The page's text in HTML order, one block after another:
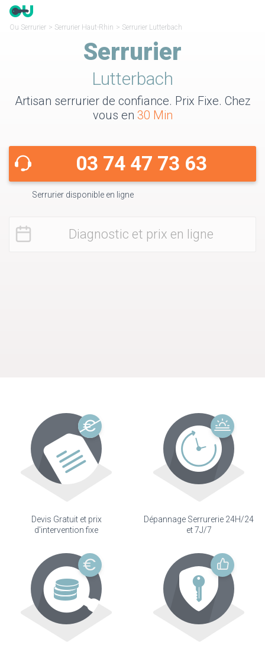
Ou Serrurier > Serrurier Haut-Rhin > Serrurier Lutterbach
Serrurier
Lutterbach
Artisan serrurier de confiance. Prix Fixe. Chez
vous en 30 Min
03 74 47 73 63
Serrurier disponible en ligne
Diagnostic et prix en ligne
Devis Gratuit et prix
d'intervention fixe
Dépannage Serrurerie 24H/24
et 7J/7